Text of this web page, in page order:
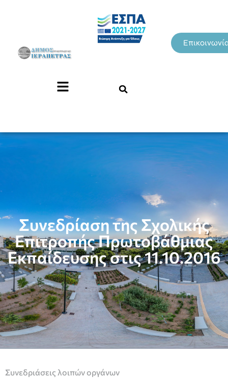
Συνεδρίαση της Σχολικής
Επιτροπής Πρωτοβάθμιας
Εκπαίδευσης στις 11.10.2016
Συνεδριάσεις λοιπών οργάνων